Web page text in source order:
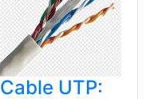
Cable UTP: